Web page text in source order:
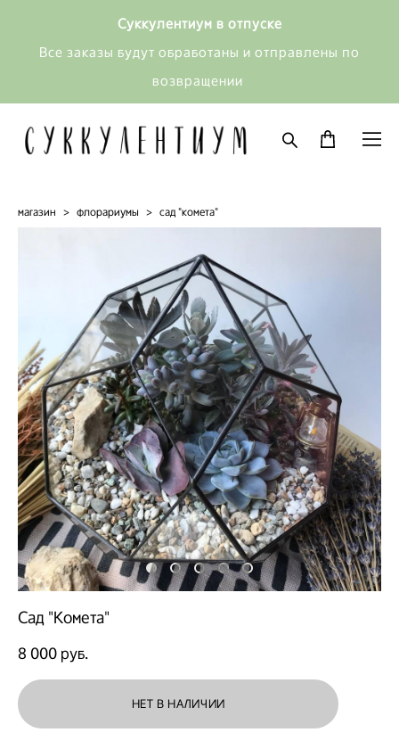
Суккулентиум в отпуске
Все заказы будут обработаны и отправлены по
возвращении
магазин > флорариумы > сад "комета"
Сад "Комета"
8 000 pуб.
НЕТ В НАЛИЧИИ